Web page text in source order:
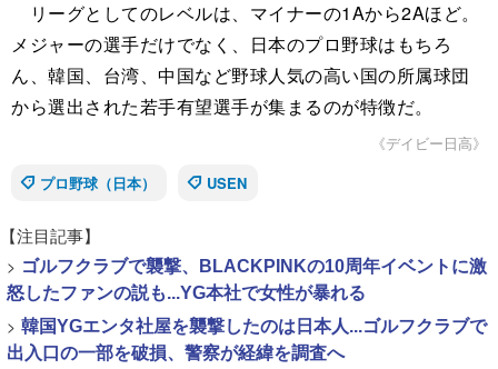
リーグとしてのレベルは、マイナーの1Aから2Aほど。
メジャーの選手だけでなく、日本のプロ野球はもちろ
ん、韓国、台湾、中国など野球人気の高い国の所属球団
から選出された若手有望選手が集まるのが特徴だ。
《デイビー日高》
プロ野球（日本）
USEN
【注目記事】
> ゴルフクラブで襲撃、BLACKPINKの10周年イベントに激
怒したファンの説も...YG本社で女性が暴れる
> 韓国YGエンタ社屋を襲撃したのは日本人...ゴルフクラブで
出入口の一部を破損、警察が経緯を調査へ